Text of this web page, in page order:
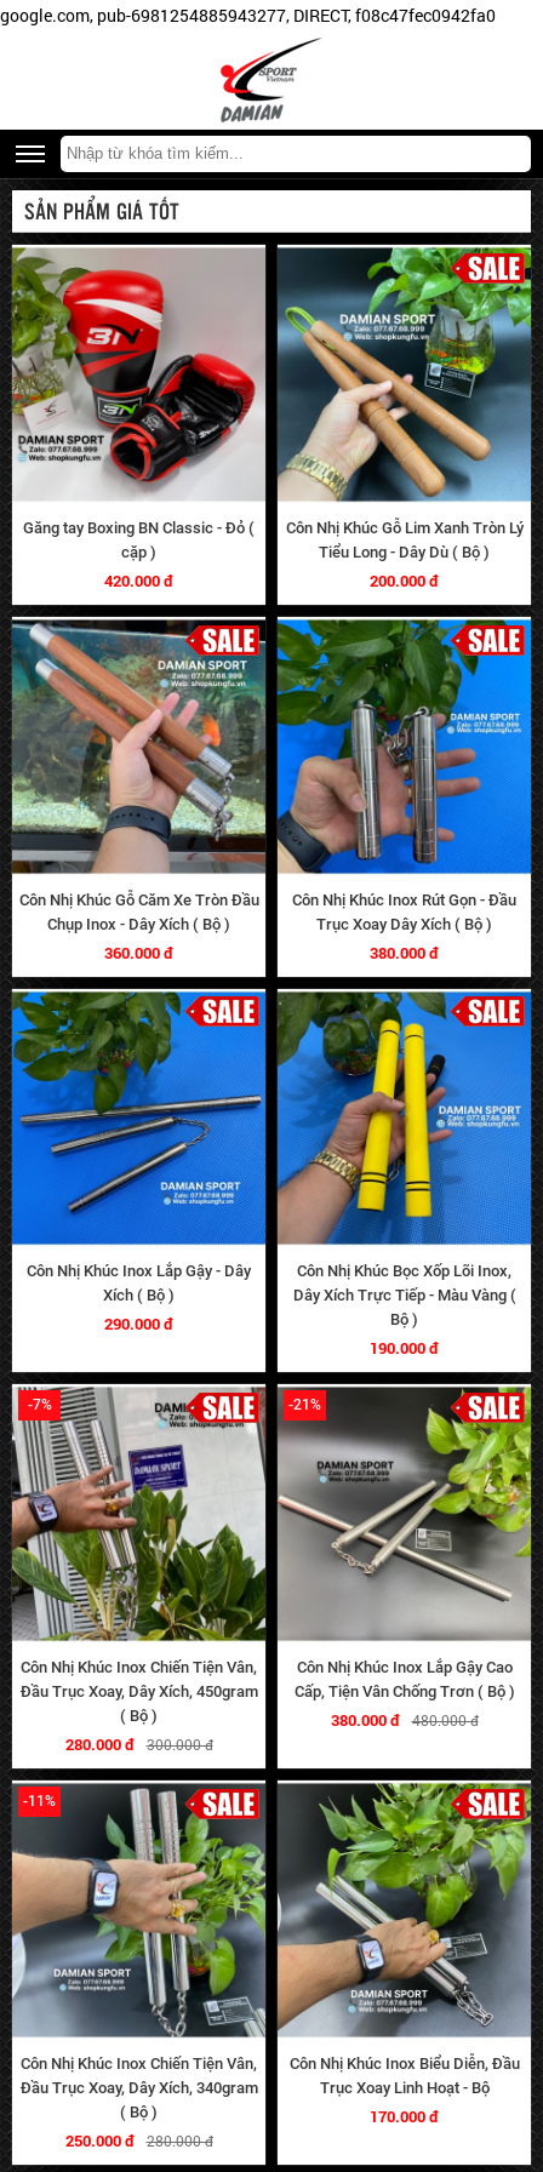
google.com, pub-6981254885943277, DIRECT, f08c47fec0942fa0
SẢN PHẨM GIÁ TỐT
Găng tay Boxing BN Classic - Đỏ (
cặp )
420.000 đ
Côn Nhị Khúc Gỗ Lim Xanh Tròn Lý
Tiểu Long - Dây Dù ( Bộ )
200.000 đ
Côn Nhị Khúc Gỗ Căm Xe Tròn Đầu
Chụp Inox - Dây Xích ( Bộ )
360.000 đ
Côn Nhị Khúc Inox Rút Gọn - Đầu
Trục Xoay Dây Xích ( Bộ )
380.000 đ
Côn Nhị Khúc Inox Lắp Gậy - Dây
Xích ( Bộ )
290.000 đ
Côn Nhị Khúc Bọc Xốp Lõi Inox,
Dây Xích Trực Tiếp - Màu Vàng (
Bộ )
190.000 đ
-7%
Côn Nhị Khúc Inox Chiến Tiện Vân,
Đầu Trục Xoay, Dây Xích, 450gram
( Bộ )
280.000 đ 300.000 đ
-21%
Côn Nhị Khúc Inox Lắp Gậy Cao
Cấp, Tiện Vân Chống Trơn ( Bộ )
380.000 đ 480.000 đ
-11%
Côn Nhị Khúc Inox Chiến Tiện Vân,
Đầu Trục Xoay, Dây Xích, 340gram
( Bộ )
250.000 đ 280.000 đ
Côn Nhị Khúc Inox Biểu Diễn, Đầu
Trục Xoay Linh Hoạt - Bộ
170.000 đ